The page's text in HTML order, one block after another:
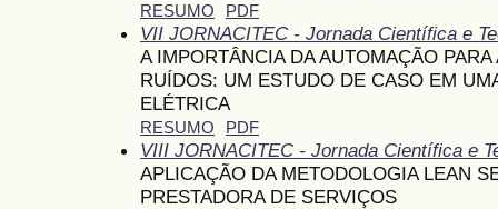
RESUMO PDF
VII JORNACITEC - Jornada Científica e
A IMPORTÂNCIA DA AUTOMAÇÃO
RUÍDOS: UM ESTUDO DE CASO EM
ELÉTRICA
RESUMO PDF
VIII JORNACITEC - Jornada Científica e
APLICAÇÃO DA METODOLOGIA LEAN
PRESTADORA DE SERVIÇOS